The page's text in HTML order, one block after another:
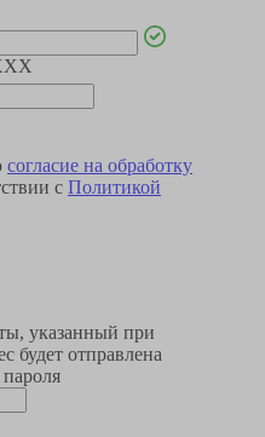
согласие на обработку
с Политикой
указанный при
будет отправлена